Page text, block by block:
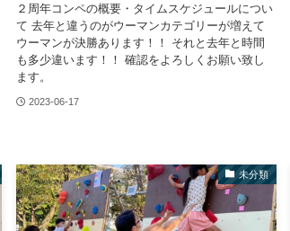
２周年コンペの概要・タイムスケジュールについ
て 去年と違うのがウーマンカテゴリーが増えて
ウーマンが決勝あります！！ それと去年と時間
も多少違います！！ 確認をよろしくお願い致し
ます。
2023-06-17
未分類